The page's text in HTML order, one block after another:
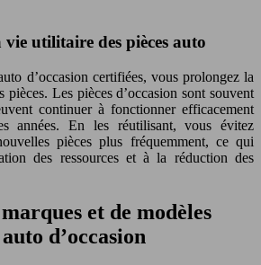
utilitaire des pièces auto
d’occasion certifiées, vous prolongez la
pièces. Les pièces d’occasion sont souvent
continuer à fonctionner efficacement
années. En les réutilisant, vous évitez
pièces plus fréquemment, ce qui
des ressources et à la réduction des
et de modèles
d’occasion